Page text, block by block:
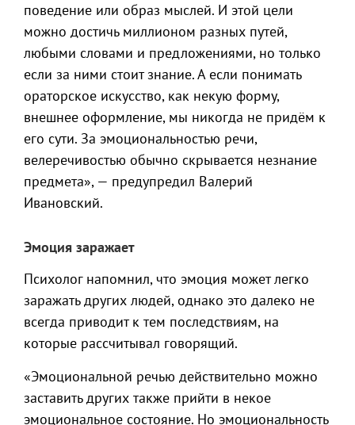
поведение или образ мыслей. И этой цели
можно достичь миллионом разных путей,
любыми словами и предложениями, но только
если за ними стоит знание. А если понимать
ораторское искусство, как некую форму,
внешнее оформление, мы никогда не придём к
его сути. За эмоциональностью речи,
велеречивостью обычно скрывается незнание
предмета», — предупредил Валерий
Ивановский.
Эмоция заражает
Психолог напомнил, что эмоция может легко
заражать других людей, однако это далеко не
всегда приводит к тем последствиям, на
которые рассчитывал говорящий.
«Эмоциональной речью действительно можно
заставить других также прийти в некое
эмоциональное состояние. Но эмоциональность